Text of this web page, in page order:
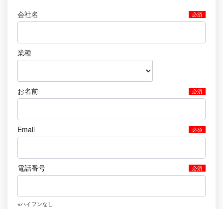
会社名
業種
お名前
Email
電話番号
※ハイフンなし